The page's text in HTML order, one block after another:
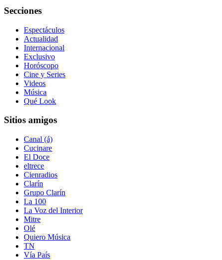
Secciones
Espectáculos
Actualidad
Internacional
Exclusivo
Horóscopo
Cine y Series
Videos
Música
Qué Look
Sitios amigos
Canal (á)
Cucinare
El Doce
eltrece
Cienradios
Clarín
Grupo Clarín
La 100
La Voz del Interior
Mitre
Olé
Quiero Música
TN
Vía País